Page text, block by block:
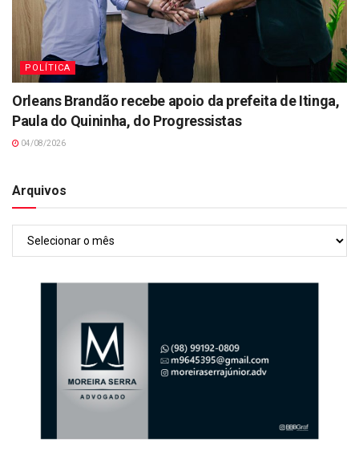
POLÍTICA
Orleans Brandão recebe apoio da prefeita de Itinga,
Paula do Quininha, do Progressistas
04/08/2026
Arquivos
Arquivos